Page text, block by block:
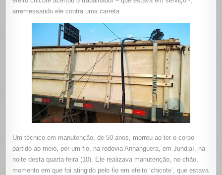
VÍTIMA
arremessando ele contra uma carreta
Um técnico em manutenção, de 50 anos, morreu ao ter o corpo
partido ao meio, por um fio, na rodovia Anhanguera, em Jundiaí, na
noite desta quarta-feira (10). Ele realizava manutenção, no chão,
momento em que foi atingido pelo fio em efeito ‘chicote’, que estava